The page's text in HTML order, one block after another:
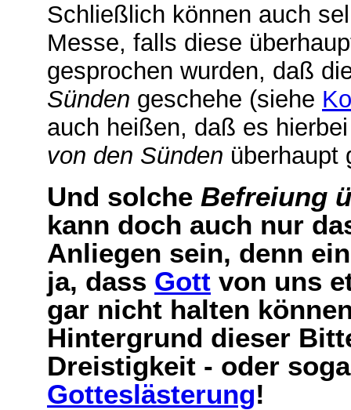
Schließlich können auch
Messe, falls diese
gesprochen wurden, daß
Sünden geschehe (siehe
auch heißen, daß es
von den Sünden überhaupt
Und solche Befreiung
kann doch auch nur
Anliegen sein, denn
ja, dass Gott von uns
gar nicht halten
Hintergrund dieser
Dreistigkeit - oder
Gotteslästerung!